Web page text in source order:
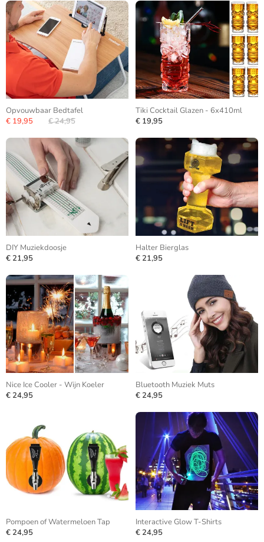
Opvouwbaar Bedtafel
€ 19,95
€ 24,95
Tiki Cocktail Glazen - 6x410ml
€ 19,95
DIY Muziekdoosje
€ 21,95
Halter Bierglas
€ 21,95
Nice Ice Cooler - Wijn Koeler
€ 24,95
Bluetooth Muziek Muts
€ 24,95
Pompoen of Watermeloen Tap
€ 24,95
Interactive Glow T-Shirts
€ 24,95